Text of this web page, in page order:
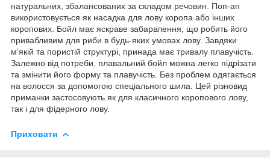
натуральних, збалансованих за складом речовин. Поп-ап
використовується як насадка для лову коропа або інших
коропових. Бойл має яскраве забарвлення, що робить його
привабливим для риби в будь-яких умовах лову. Завдяки
м'якій та пористій структурі, принада має тривалу плавучість.
Залежно від потреби, плавальний бойл можна легко підрізати
та змінити його форму та плавучість. Без проблем одягається
на волосся за допомогою спеціального шила. Цей різновид
приманки застосовують як для класичного коропового лову,
так і для фідерного лову.
Приховати